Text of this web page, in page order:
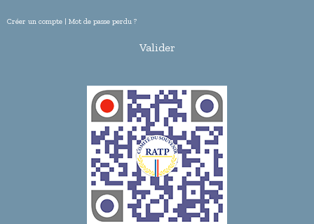
Créer un compte | Mot de passe perdu ?
Valider